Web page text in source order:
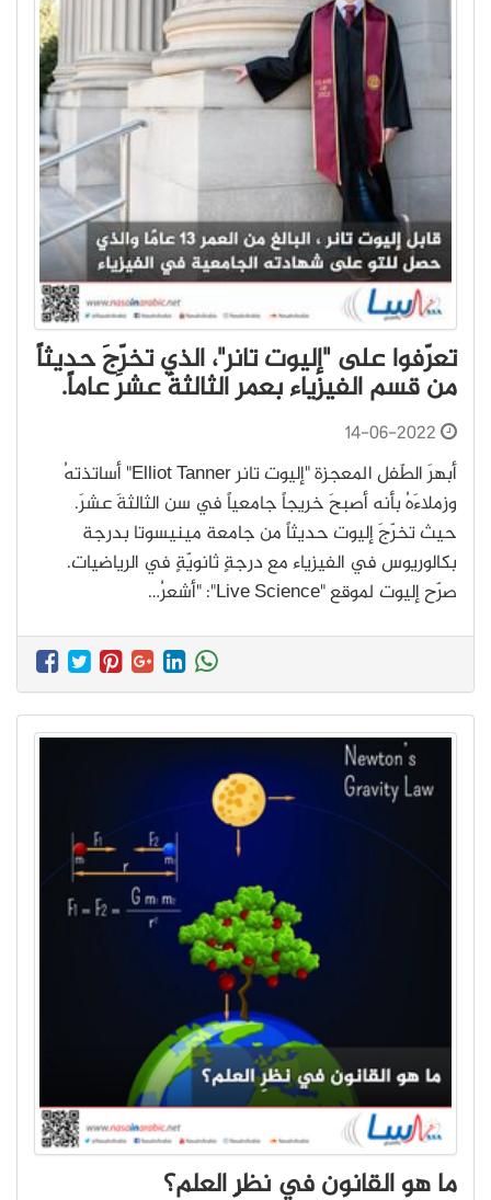
تعرّفوا على "إليوت تانر"، الذي تخرّجَ حديثاً
من قسم الفيزياء بعمر الثالثةَ عشرَ عاماً.
14-06-2022
أبهرَ الطّفل المعجزة "إليوت تانر Elliot Tanner" أساتذتهُ
وزملاءَهُ بأنه أصبحَ خريجاً جامعياً في سن الثالثةَ عشرَ.
حيث تخرّجَ إليوت حديثاً من جامعة مينيسوتا بدرجة
بكالوريوس في الفيزياء مع درجةٍ ثانويّةٍ في الرياضيات.
صرّح إليوت لموقع "Live Science": "أشعرُ…
ما هو القانون في نظرِ العلم؟